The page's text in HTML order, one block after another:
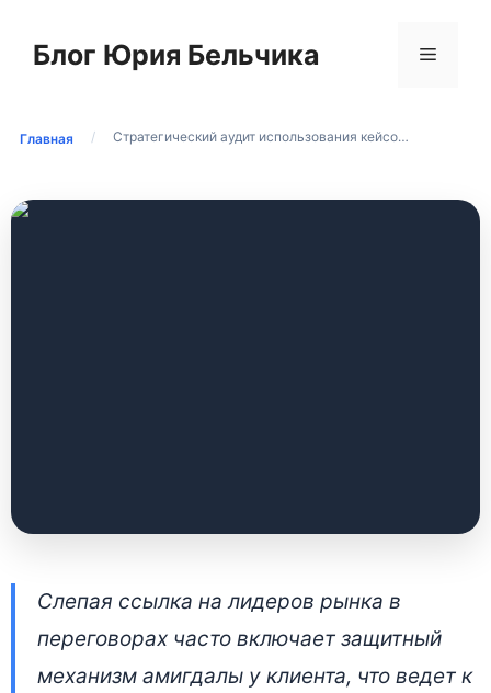
содержимому
Блог Юрия Бельчика Меню
Главная / Стратегический аудит использования кейсо…
Стратегический
аудит использования
кейсов в переговорах
Слепая ссылка на лидеров рынка в
переговорах часто включает защитный
механизм амигдалы у клиента, что ведет к